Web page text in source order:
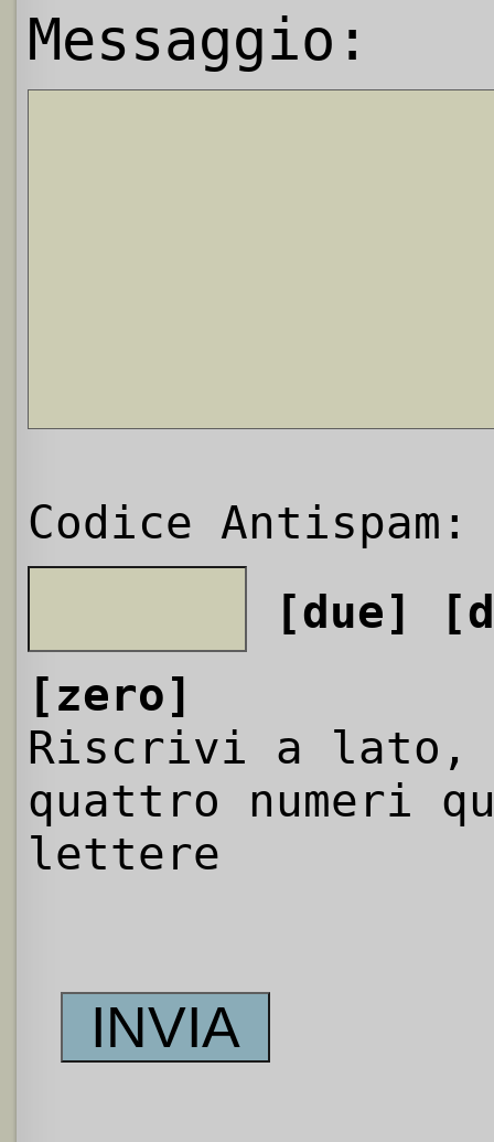
Messaggio:
Codice Antispam:
[due]
[zero]
Riscrivi a
quattro numeri
lettere